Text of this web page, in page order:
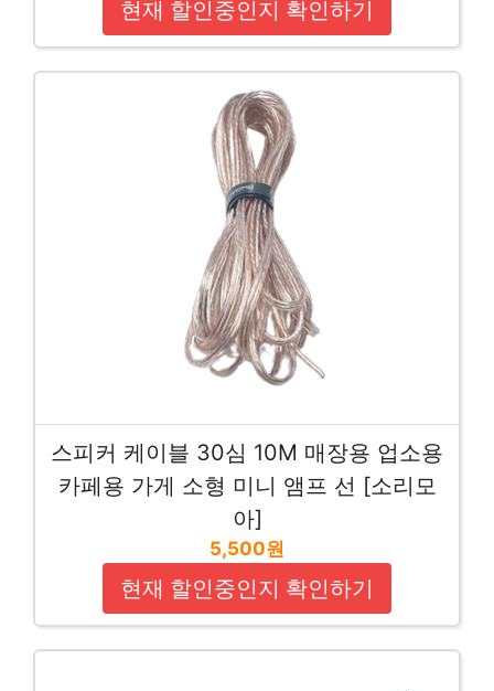
현재 할인중인지 확인하기
스피커 케이블 30심 10M 매장용 업소용
카페용 가게 소형 미니 앰프 선 [소리모
아]
5,500원
현재 할인중인지 확인하기